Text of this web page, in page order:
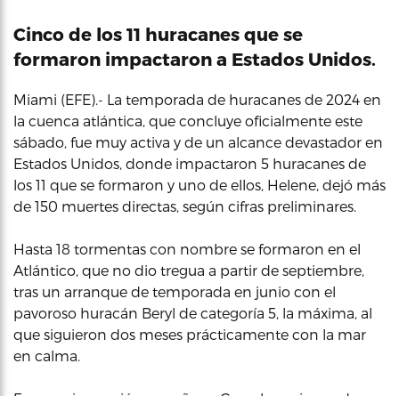
Cinco de los 11 huracanes que se
formaron impactaron a Estados Unidos.
Miami (EFE).- La temporada de huracanes de 2024 en
la cuenca atlántica, que concluye oficialmente este
sábado, fue muy activa y de un alcance devastador en
Estados Unidos, donde impactaron 5 huracanes de
los 11 que se formaron y uno de ellos, Helene, dejó más
de 150 muertes directas, según cifras preliminares.
Hasta 18 tormentas con nombre se formaron en el
Atlántico, que no dio tregua a partir de septiembre,
tras un arranque de temporada en junio con el
pavoroso huracán Beryl de categoría 5, la máxima, al
que siguieron dos meses prácticamente con la mar
en calma.